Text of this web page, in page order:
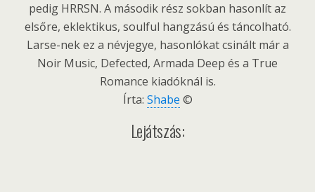
pedig HRRSN. A második rész sokban hasonlít az
elsőre, eklektikus, soulful hangzású és táncolható.
Larse-nek ez a névjegye, hasonlókat csinált már a
Noir Music, Defected, Armada Deep és a True
Romance kiadóknál is.
Írta: Shabe ©
Lejátszás: